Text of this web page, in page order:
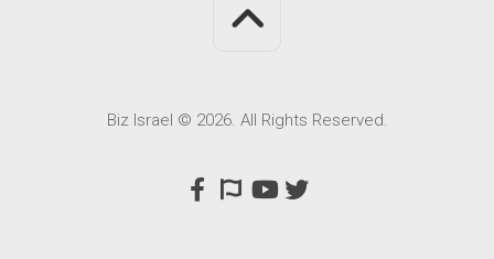
Biz Israel © 2026. All Rights Reserved.